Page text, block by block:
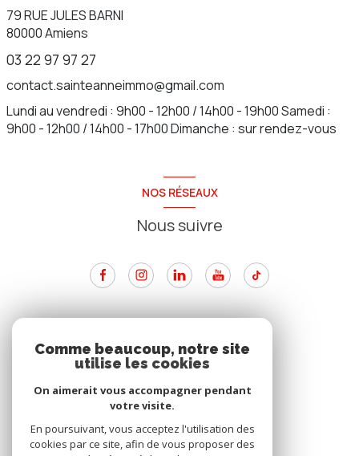
79 RUE JULES BARNI
80000Amiens
03 22 97 97 27
contact.sainteanneimmo@gmail.com
Lundi au vendredi : 9h00 - 12h00 / 14h00 - 19h00 Samedi :
9h00 - 12h00 / 14h00 - 17h00 Dimanche : sur rendez-vous
NOS RÉSEAUX
Nous suivre
Nous adhérons
Comme beaucoup, notre site
utilise les cookies
On aimerait vous accompagner pendant
votre visite.
En poursuivant, vous acceptez l'utilisation des
cookies par ce site, afin de vous proposer des